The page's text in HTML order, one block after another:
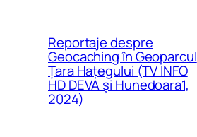
Reportaje despre
Geocaching în Geoparcul
Țara Hațegului (TV INFO
HD DEVA și Hunedoara1,
2024)